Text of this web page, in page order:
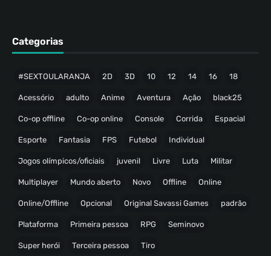
Categorias
#SEXTOULARANJA 2D 3D 10 12 14 16 18
Acessório adulto Anime Aventura Ação black25
Co-op offline Co-op online Console Corrida Espacial
Esporte Fantasia FPS Futebol Individual
Jogos olímpicos/oficiais juvenil Livre Luta Militar
Multiplayer Mundo aberto Novo Offline Online
Online/Offline Opcional Original Savassi Games padrão
Plataforma Primeira pessoa RPG Seminovo
Super herói Terceira pessoa Tiro